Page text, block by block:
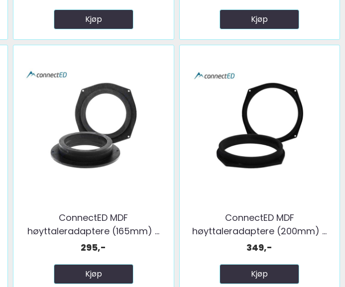
Kjøp Kjøp
ConnectED MDF
høyttaleradaptere (165mm) ...
295,-
Kjøp
ConnectED MDF
høyttaleradaptere (200mm) ...
349,-
Kjøp